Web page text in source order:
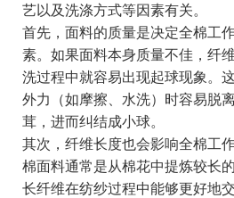
艺以及洗涤方式等因素有关。
首先，面料的质量是决定全棉工
素。如果面料本身质量不佳，纤
洗过程中就容易出现起球现象。
外力（如摩擦、水洗）时容易脱
茸，进而纠结成小球。
其次，纤维长度也会影响全棉工
棉面料通常是从棉花中提炼较长
长纤维在纺纱过程中能够更好地